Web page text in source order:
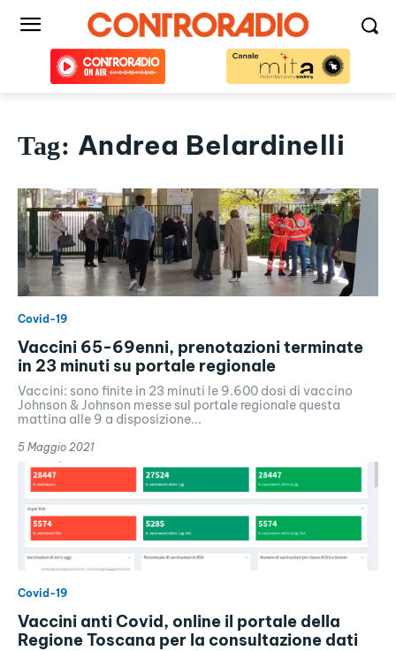
Tag: Andrea Belardinelli
Covid-19
Vaccini 65-69enni, prenotazioni terminate
in 23 minuti su portale regionale
Vaccini: sono finite in 23 minuti le 9.600 dosi di vaccino
Johnson & Johnson messe sul portale regionale questa
mattina alle 9 a disposizione...
5 Maggio 2021
Covid-19
Vaccini anti Covid, online il portale della
Regione Toscana per la consultazione dati